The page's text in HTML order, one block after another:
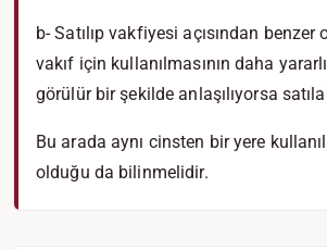
b- Satılıp vakfiyesi açısından
vakıf için kullanılmasının daha
görülür bir şekilde anlaşılıyorsa
Bu arada aynı cinsten bir yere
olduğu da bilinmelidir.